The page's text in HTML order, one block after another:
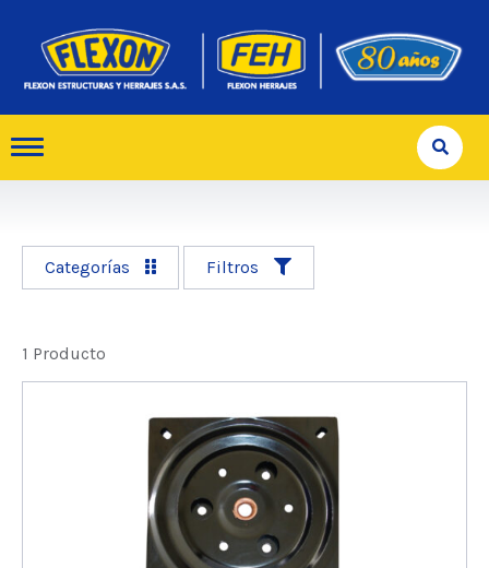
Categorías Filtros
1 Producto